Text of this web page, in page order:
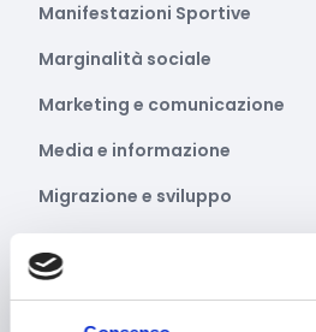
Manifestazioni Sportive
Marginalità sociale
Marketing e comunicazione
Media e informazione
Migrazione e sviluppo
Mobilità sostenibile